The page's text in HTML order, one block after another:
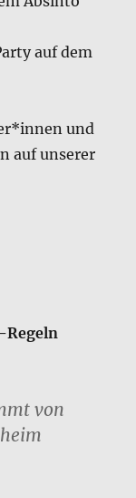
auf dem
und
auf unserer
Regeln
von